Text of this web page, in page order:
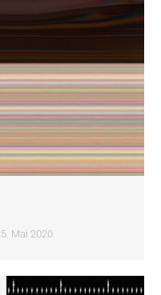
Mai 2020